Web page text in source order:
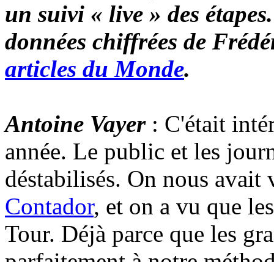
un suivi « live » des
données chiffrées de
articles du Monde.
Antoine Vayer: C'était
année. Le public et les
déstabilisés. On nous
Contador, et on a vu que
Tour. Déjà parce que les